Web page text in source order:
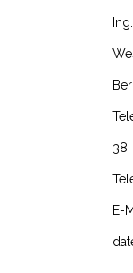
38
E-